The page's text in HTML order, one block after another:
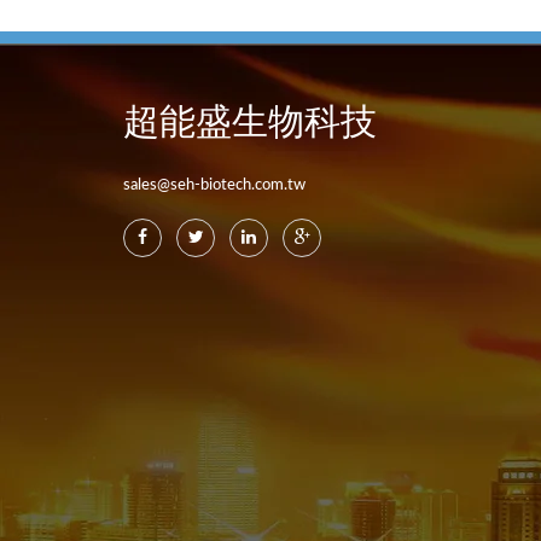
超能盛生物科技
sales@seh-biotech.com.tw